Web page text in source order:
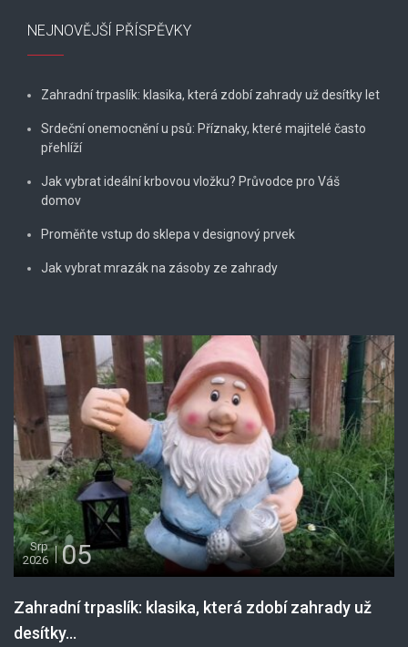
NEJNOVĚJŠÍ PŘÍSPĚVKY
Zahradní trpaslík: klasika, která zdobí zahrady už desítky let
Srdeční onemocnění u psů: Příznaky, které majitelé často
přehlíží
Jak vybrat ideální krbovou vložku? Průvodce pro Váš
domov
Proměňte vstup do sklepa v designový prvek
Jak vybrat mrazák na zásoby ze zahrady
Srp
2026
05
Zahradní trpaslík: klasika, která zdobí zahrady už
desítky...